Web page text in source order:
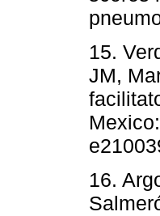
15.
JM,
16.